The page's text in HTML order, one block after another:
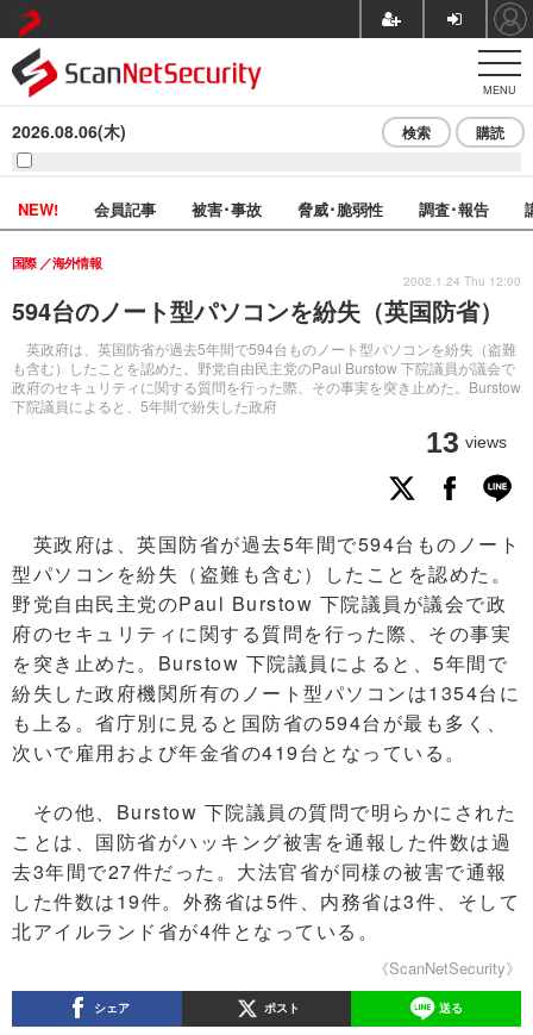
MENU
2026.08.06(木) 検索 購読
NEW! 会員記事 被害･事故 脅威･脆弱性 調査･報告
594台のノート型パソコンを紛失（英国防省）
英政府は、英国防省が過去5年間で594台ものノート型パソコンを紛失（盗難
も含む）したことを認めた。野党自由民主党のPaul Burstow 下院議員が議会で
政府のセキュリティに関する質問を行った際、その事実を突き止めた。Burstow
下院議員によると、5年間で紛失した政府
国際 海外情報
13 views
2002.1.24 Thu 12:00
英政府は、英国防省が過去5年間で594台ものノート
型パソコンを紛失（盗難も含む）したことを認めた。
野党自由民主党のPaul Burstow 下院議員が議会で政
府のセキュリティに関する質問を行った際、その事実
を突き止めた。Burstow 下院議員によると、5年間で
紛失した政府機関所有のノート型パソコンは1354台に
も上る。省庁別に見ると国防省の594台が最も多く、
次いで雇用および年金省の419台となっている。
その他、Burstow 下院議員の質問で明らかにされた
ことは、国防省がハッキング被害を通報した件数は過
去3年間で27件だった。大法官省が同様の被害で通報
した件数は19件。外務省は5件、内務省は3件、そして
北アイルランド省が4件となっている。
《ScanNetSecurity》
シェア ポスト 送る